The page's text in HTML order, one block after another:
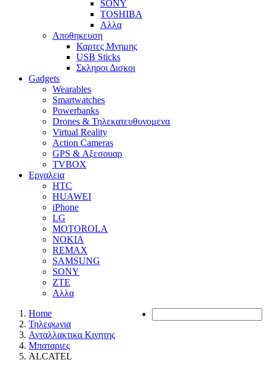
SONY
TOSHIBA
Αλλα
Αποθηκευση
Καρτες Μνημης
USB Sticks
Σκληροι Δισκοι
Gadgets
Wearables
Smartwatches
Powerbanks
Drones & Τηλεκατευθυνομενα
Virtual Reality
Action Cameras
GPS & Αξεσουαρ
TVBOX
Εργαλεια
HTC
HUAWEI
iPhone
LG
MOTOROLA
NOKIA
REMAX
SAMSUNG
SONY
ZTE
Αλλα
Home
Τηλεφωνια
Ανταλλακτικα Κινητης
Μπαταριες
ALCATEL